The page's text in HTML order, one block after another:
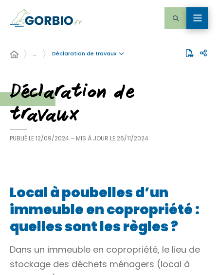
… Déclaration de travaux
Déclaration de
travaux
PUBLIÉ LE12/09/2024 – MIS À JOUR LE 26/11/2024
Local à poubelles d’un
immeuble en copropriété :
quelles sont les règles ?
Dans un immeuble en copropriété, le lieu de
stockage des déchets ménagers (local à